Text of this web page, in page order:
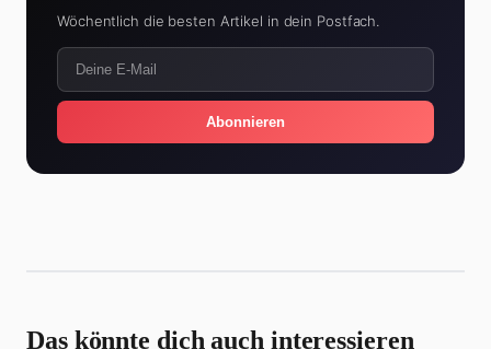
Wöchentlich die besten Artikel in dein Postfach.
Abonnieren
Das könnte dich auch interessieren